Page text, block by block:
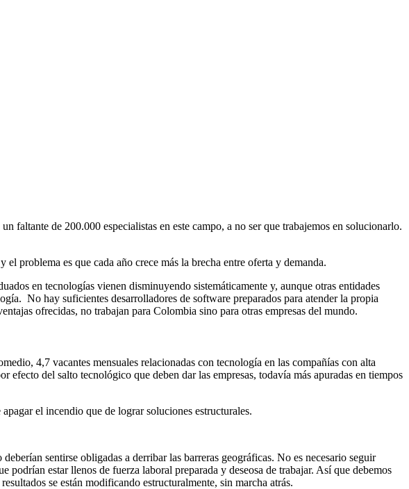
faltante de 200.000 especialistas en este campo, a no ser que trabajemos en solucionarlo.
problema es que cada año crece más la brecha entre oferta y demanda.
en tecnologías vienen disminuyendo sistemáticamente y, aunque otras entidades
No hay suficientes desarrolladores de software preparados para atender la propia
ofrecidas, no trabajan para Colombia sino para otras empresas del mundo.
4,7 vacantes mensuales relacionadas con tecnología en las compañías con alta
del salto tecnológico que deben dar las empresas, todavía más apuradas en tiempos
el incendio que de lograr soluciones estructurales.
sentirse obligadas a derribar las barreras geográficas. No es necesario seguir
estar llenos de fuerza laboral preparada y deseosa de trabajar. Así que debemos
se están modificando estructuralmente, sin marcha atrás.